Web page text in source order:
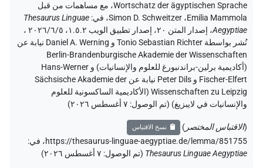
Wortschatz der ägyptischen Sprache، مع مساهمات من قبل
Emilia Mammola، Simon D. Schweitzer، في:
Thesaurus Linguae
Aegyptiae،
إصدار المتن ٢٠، إصدار تطبيق الويب ۱.٥.٢، ٢٠٢٦/٦/٥ ،
نُشر بواسطة Tonio Sebastian Richter و Daniel A. Werning نيابة عن
Berlin-Brandenburgische Akademie der Wissenschaften
(أكاديمية برلين-براندنبورغ للعلوم والإنسانيات) و Hans-Werner
Fischer-Elfert و Peter Dils نيابة عن Sächsische Akademie der
Wissenschaften zu Leipzig (الأكاديمية الساكسونية للعلوم
والإنسانيات في لايبزيغ) (تم الوصول: ٧ أغسطس ٢٠٢٦ )
(الاقتباس المختصر ) نسخ الاقتباس
https://thesaurus-linguae-aegyptiae.de/lemma/851755، في:
Thesaurus Linguae Aegyptiae
(تم الوصول: ٧ أغسطس ٢٠٢٦ )